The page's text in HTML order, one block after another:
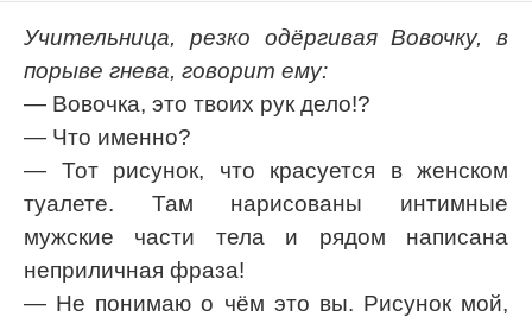
Учительница, резко одёргивая Вовочку, в
порыве гнева, говорит ему:
— Вовочка, это твоих рук дело!?
— Что именно?
— Тот рисунок, что красуется в женском
туалете. Там нарисованы интимные
мужские части тела и рядом написана
неприличная фраза!
— Не понимаю о чём это вы. Рисунок мой,